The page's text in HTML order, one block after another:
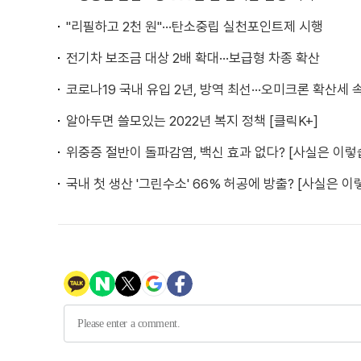
"리필하고 2천 원"···탄소중립 실천포인트제 시행
전기차 보조금 대상 2배 확대···보급형 차종 확산
코로나19 국내 유입 2년, 방역 최선···오미크론 확산세
알아두면 쓸모있는 2022년 복지 정책 [클릭K+]
위중증 절반이 돌파감염, 백신 효과 없다? [사실은 이렇
국내 첫 생산 '그린수소' 66% 허공에 방출? [사실은 이